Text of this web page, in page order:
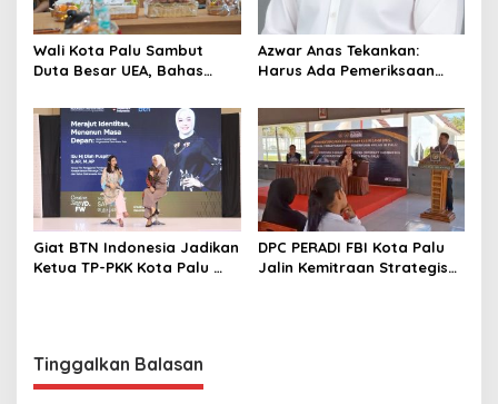
Wali Kota Palu Sambut
Duta Besar UEA, Bahas
Palu
Azwar Anas Tekankan:
Harus Ada Pemeriksaan
Pelanggaran AMDAL di
Lokasi CPM
Giat BTN Indonesia Jadikan
Ketua TP-PKK Kota Palu
DPC PERADI FBI Kota Palu
Jalin Kemitraan Strategis
Tinggalkan Balasan